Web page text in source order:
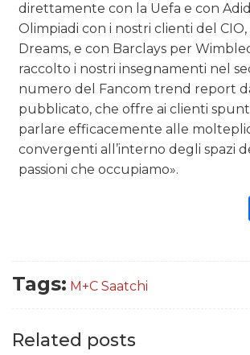
direttamente con la Uefa e con
Olimpiadi con i nostri clienti del CIO,
Dreams, e con Barclays per
raccolto i nostri insegnamenti nel
numero del Fancom trend report
pubblicato, che offre ai clienti
parlare efficacemente alle
convergenti all’interno degli spazi
passioni che occupiamo».
Tags: M+C Saatchi
Related posts